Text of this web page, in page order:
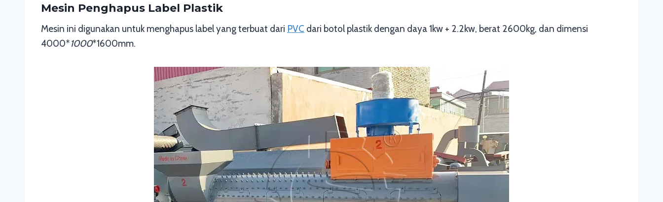
Mesin Penghapus Label Plastik
Mesin ini digunakan untuk menghapus label yang terbuat dari PVC dari botol plastik dengan daya 1kw + 2.2kw, berat 2600kg, dan dimensi
4000*1000*1600mm.